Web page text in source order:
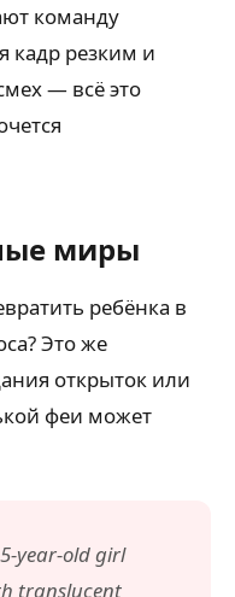
команду
кадр резким и
— всё это
миры
ребёнка в
Это же
открыток или
феи может
year-old girl
translucent